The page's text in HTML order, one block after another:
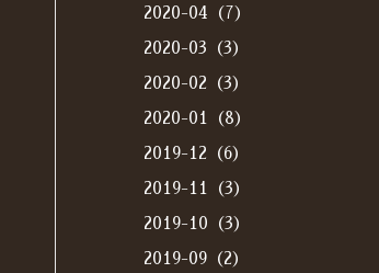
2020-04（7）
2020-03（3）
2020-02（3）
2020-01（8）
2019-12（6）
2019-11（3）
2019-10（3）
2019-09（2）